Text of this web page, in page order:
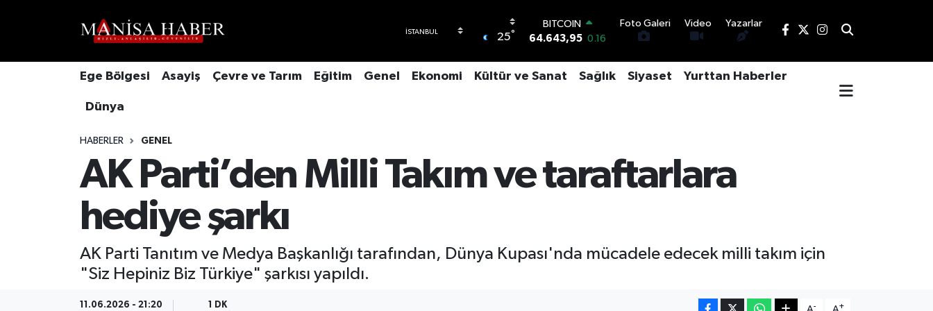
25°
BITCOIN
64.643,95 0.16
EURO
BİST100
13.799
70
Foto Galeri Video Yazarlar
Ege Bölgesi Asayiş Çevre ve Tarım Eğitim Genel Ekonomi Kültür ve Sanat Sağlık Siyaset Yurttan Haberler
Dünya
HABERLER GENEL
AK Parti’den Milli Takım ve taraftarlara
hediye şarkı
AK Parti Tanıtım ve Medya Başkanlığı tarafından, Dünya Kupası'nda mücadele edecek milli takım için
"Siz Hepiniz Biz Türkiye" şarkısı yapıldı.
11.06.2026 - 21:20 1 DK - +
Tüm Manşetler
Haber Arşivi